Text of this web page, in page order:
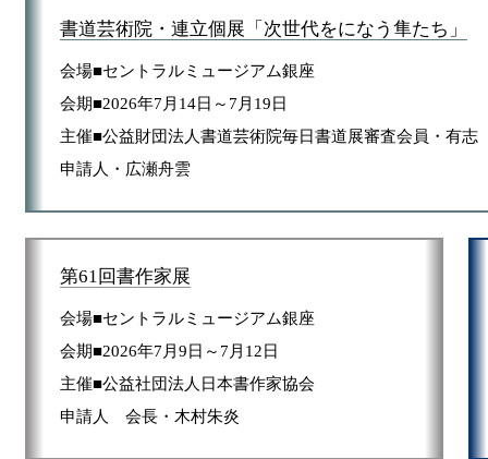
書道芸術院・連立個展「次世代をになう隼たち」
会場■セントラルミュージアム銀座
会期■2026年7月14日～7月19日
主催■公益財団法人書道芸術院毎日書道展審査会員・有志
申請人・広瀬舟雲
第61回書作家展
会場■セントラルミュージアム銀座
会期■2026年7月9日～7月12日
主催■公益社団法人日本書作家協会
申請人 会長・木村朱炎